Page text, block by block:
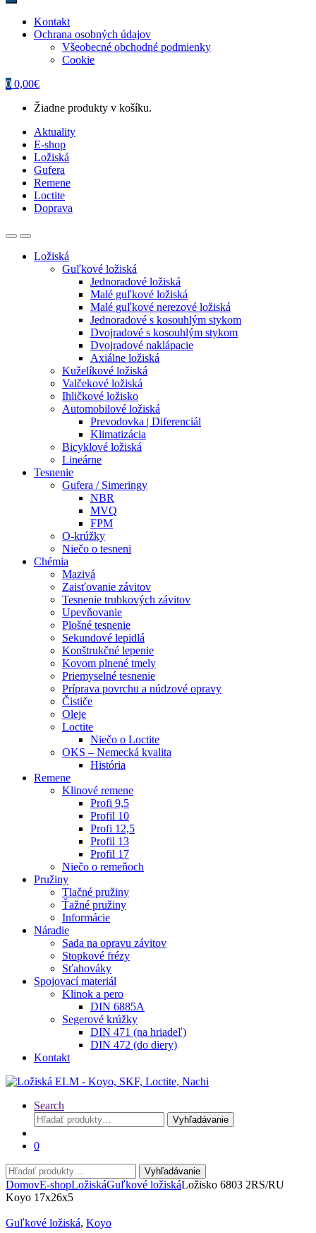
Kontakt
Ochrana osobných údajov
Všeobecné obchodné podmienky
Cookie
0 0,00€
Žiadne produkty v košíku.
Aktuality
E-shop
Ložiská
Gufera
Remene
Loctite
Doprava
Ložiská
Guľkové ložiská
Jednoradové ložiská
Malé guľkové ložiská
Malé guľkové nerezové ložiská
Jednoradové s kosouhlým stykom
Dvojradové s kosouhlým stykom
Dvojradové naklápacie
Axiálne ložiská
Kuželíkové ložiská
Valčekové ložiská
Ihličkové ložisko
Automobilové ložiská
Prevodovka | Diferenciál
Klimatizácia
Bicyklové ložiská
Lineárne
Tesnenie
Gufera / Simeringy
NBR
MVQ
FPM
O-krúžky
Niečo o tesneni
Chémia
Mazivá
Zaisťovanie závitov
Tesnenie trubkových závitov
Upevňovanie
Plošné tesnenie
Sekundové lepidlá
Konštrukčné lepenie
Kovom plnené tmely
Priemyselné tesnenie
Príprava povrchu a núdzové opravy
Čističe
Oleje
Loctite
Niečo o Loctite
OKS – Nemecká kvalita
História
Remene
Klinové remene
Profi 9,5
Profil 10
Profi 12,5
Profil 13
Profil 17
Niečo o remeňoch
Pružiny
Tlačné pružiny
Ťažné pružiny
Informácie
Náradie
Sada na opravu závitov
Stopkové frézy
Sťahováky
Spojovací materiál
Klinok a pero
DIN 6885A
Segerové krúžky
DIN 471 (na hriadeľ)
DIN 472 (do diery)
Kontakt
Search
Hľadať:
Vyhľadávanie
0
Hľadať:
Vyhľadávanie
DomovE-shopLožiskáGuľkové ložiskáLožisko 6803 2RS/RU
Koyo 17x26x5
Guľkové ložiská, Koyo